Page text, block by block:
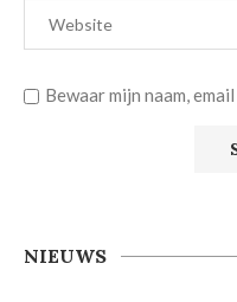
Bewaar mijn naam,
NIEUWS